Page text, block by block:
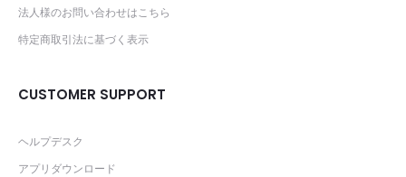
法人様のお問い合わせはこちら
特定商取引法に基づく表示
CUSTOMER SUPPORT
ヘルプデスク
アプリダウンロード